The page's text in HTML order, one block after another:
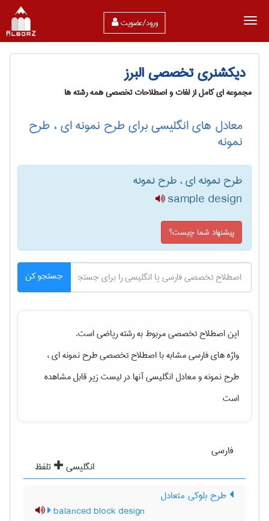
ورود/عضویت
دیکشنری تخصصی البرز
مجموعه ای کامل از لغات و اصطلاحات تخصصی همه رشته ها
معادل های انگلیسی برای طرح نمونه ای ، طرح
نمونه
طرح نمونه ای ، طرح نمونه
sample design
پیشنهاد شما چیست؟
جستجو کن
این اصطلاح تخصصی مربوط به رشتهرياضیاست.
واژه های فارسی مشابه با اصطلاح تخصصیطرح نمونه ای ،
طرح نمونهو معادل انگلیسی آنها در لیست زیر قابل مشاهده
است
فارسی
انگلیسی
تلفظ
طرح بلوکی متعادل
balanced block design